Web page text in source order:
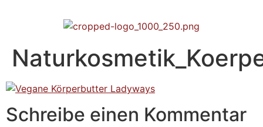
Schreibe einen Kommentar